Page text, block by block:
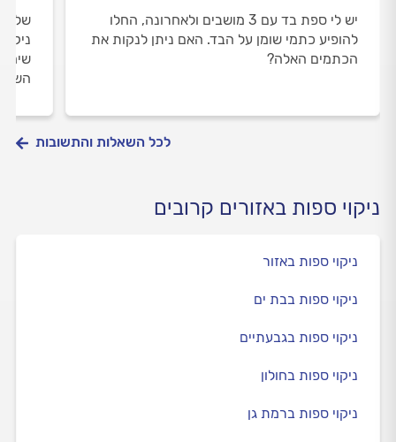
יש לי ספת בד עם 3 מושבים ולאחרונה, החלו
להופיע כתמי שומן על הבד. האם ניתן לנקות את
הכתמים האלה?
לכל השאלות והתשובות
ניקוי ספות באזורים קרובים
ניקוי ספות באזור
ניקוי ספות בבת ים
ניקוי ספות בגבעתיים
ניקוי ספות בחולון
ניקוי ספות ברמת גן